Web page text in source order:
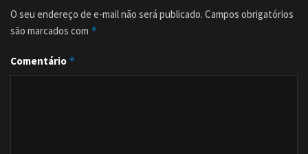
O seu endereço de e-mail não será publicado. Campos obrigatórios
são marcados com *
Comentário *